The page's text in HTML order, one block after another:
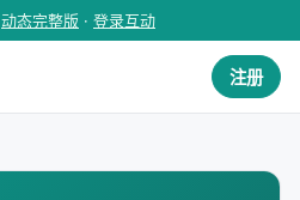
动态完整版 · 登录互动
注册